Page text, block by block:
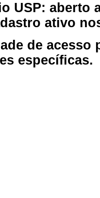
USP: aberto
ativo
de
específicas.